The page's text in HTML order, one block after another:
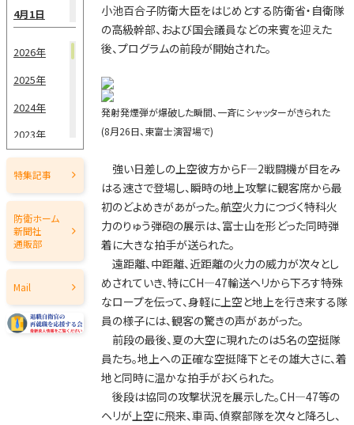
4月1日
3月15日
3月1日
2月15日
2月1日
1月1日
2026年
2025年
2024年
2023年
2022年
2020年
2019年
2018年
2016年
特集記事
防衛ホーム
新聞社
通販部
Mail
小池百合子防衛大臣をはじめとする防衛省・自衛隊
の高級幹部、および国会議員などの来賓を迎えた
後、プログラムの前段が開始された。
発射発煙弾が爆破した瞬間、一斉にシャッターがきられた
(8月26日、東富士演習場で)
強い日差しの上空彼方からF―2戦闘機が目をみ
はる速さで登場し、瞬時の地上攻撃に観客席から最
初のどよめきがあがった。航空火力につづく特科火
力のりゅう弾砲の展示は、富士山を形どった同時弾
着に大きな拍手が送られた。
遠距離、中距離、近距離の火力の威力が次々とし
めされていき、特にCH―47輸送ヘリから下ろす特殊
なロープを伝って、身軽に上空と地上を行き来する隊
員の様子には、観客の驚きの声があがった。
前段の最後、夏の大空に現れたのは5名の空挺隊
員たち。地上への正確な空挺降下とその雄大さに、着
地と同時に温かな拍手がおくられた。
後段は協同の攻撃状況を展示した。CH―47等の
ヘリが上空に飛来、車両、偵察部隊を次々と降ろし、